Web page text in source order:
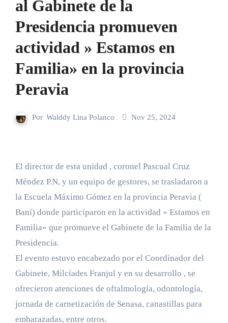
al Gabinete de la
Presidencia promueven
actividad » Estamos en
Familia» en la provincia
Peravia
Por Walddy Lina Polanco Nov 25, 2024
El director de esta unidad , coronel Pascual Cruz
Méndez P.N, y un equipo de gestores, se trasladaron a
la Escuela Máximo Gómez en la provincia Peravia (
Baní) donde participaron en la actividad » Estamos en
Familia» que promueve el Gabinete de la Familia de la
Presidencia.
El evento estuvo encabezado por el Coordinador del
Gabinete, Milcíades Franjul y en su desarrollo , se
ofrecieron atenciones de oftalmología, odontología,
jornada de carnetización de Senasa, canastillas para
embarazadas, entre otros.